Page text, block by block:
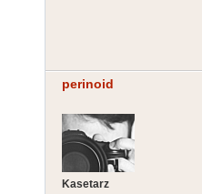
perinoid
Kasetarz